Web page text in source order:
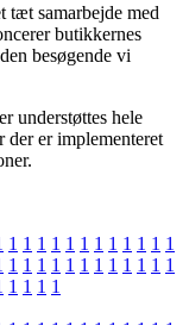
tæt samarbejde med
butikkernes
besøgende vi
understøttes hele
der er implementeret
1 1 1 1 1 1 1 1 1 1 1 1
1 1 1 1 1 1 1 1 1 1 1 1
1 1 1 1